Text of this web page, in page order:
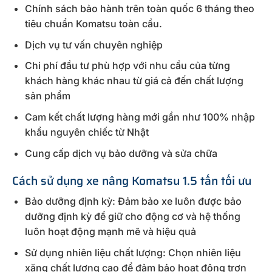
Chính sách bảo hành trên toàn quốc 6 tháng theo
tiêu chuẩn Komatsu toàn cầu.
Dịch vụ tư vấn chuyên nghiệp
Chi phí đầu tư phù hợp với nhu cầu của từng
khách hàng khác nhau từ giá cả đến chất lượng
sản phẩm
Cam kết chất lượng hàng mới gần như 100% nhập
khẩu nguyên chiếc từ Nhật
Cung cấp dịch vụ bảo dưỡng và sửa chữa
Cách sử dụng xe nâng Komatsu 1.5 tấn tối ưu
Bảo dưỡng định kỳ: Đảm bảo xe luôn được bảo
dưỡng định kỳ để giữ cho động cơ và hệ thống
luôn hoạt động mạnh mẽ và hiệu quả
Sử dụng nhiên liệu chất lượng: Chọn nhiên liệu
xăng chất lượng cao để đảm bảo hoạt động trơn